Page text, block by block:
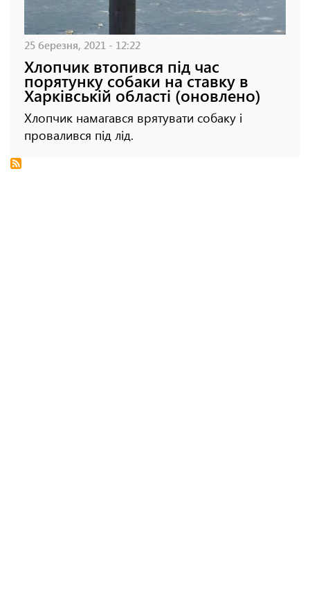
25 березня, 2021 - 12:22
Хлопчик втопився під час
порятунку собаки на ставку в
Харківській області (оновлено)
Хлопчик намагався врятувати собаку і
провалився під лід.